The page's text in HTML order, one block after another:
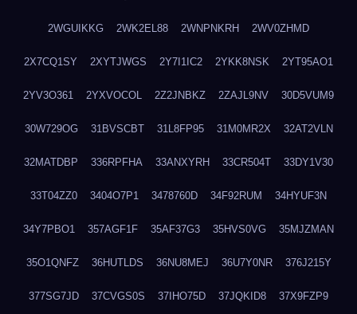
2WGUIKKG 2WK2EL88 2WNPNKRH 2WV0ZHMD
2X7CQ1SY 2XYTJWGS 2Y7I1IC2 2YKK8NSK 2YT95AO1
2YV3O361 2YXVOCOL 2Z2JNBKZ 2ZAJL9NV 30D5VUM9
30W729OG 31BVSCBT 31L8FP95 31M0MR2X 32AT2VLN
32MATDBP 336RPFHA 33ANXYRH 33CR504T 33DY1V30
33T04ZZ0 3404O7P1 3478760D 34F92RUM 34HYUF3N
34Y7PBO1 357AGF1F 35AF37G3 35HVS0VG 35MJZMAN
35O1QNFZ 36HUTLDS 36NU8MEJ 36U7Y0NR 376J215Y
377SG7JD 37CVGS0S 37IHO75D 37JQKID8 37X9FZP9